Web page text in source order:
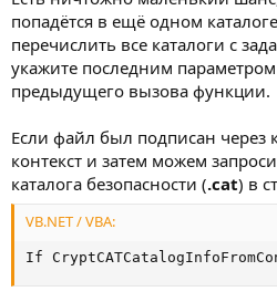
попадётся в ещё одном
перечислить все каталоги с
укажите последним параметром
предыдущего вызова функции.
Если файл был подписан через
контекст и затем можем
каталога безопасности (.cat) в
VB.NET / VBA:
If